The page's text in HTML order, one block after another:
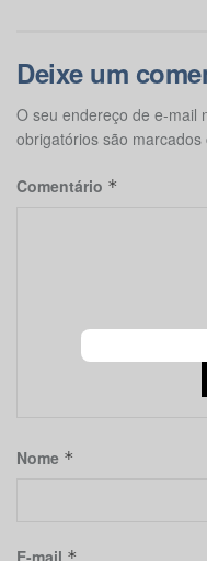
Deixe um
O seu endereço de e-mail
obrigatórios são marcados
Comentário *
Nome *
E-mail
This